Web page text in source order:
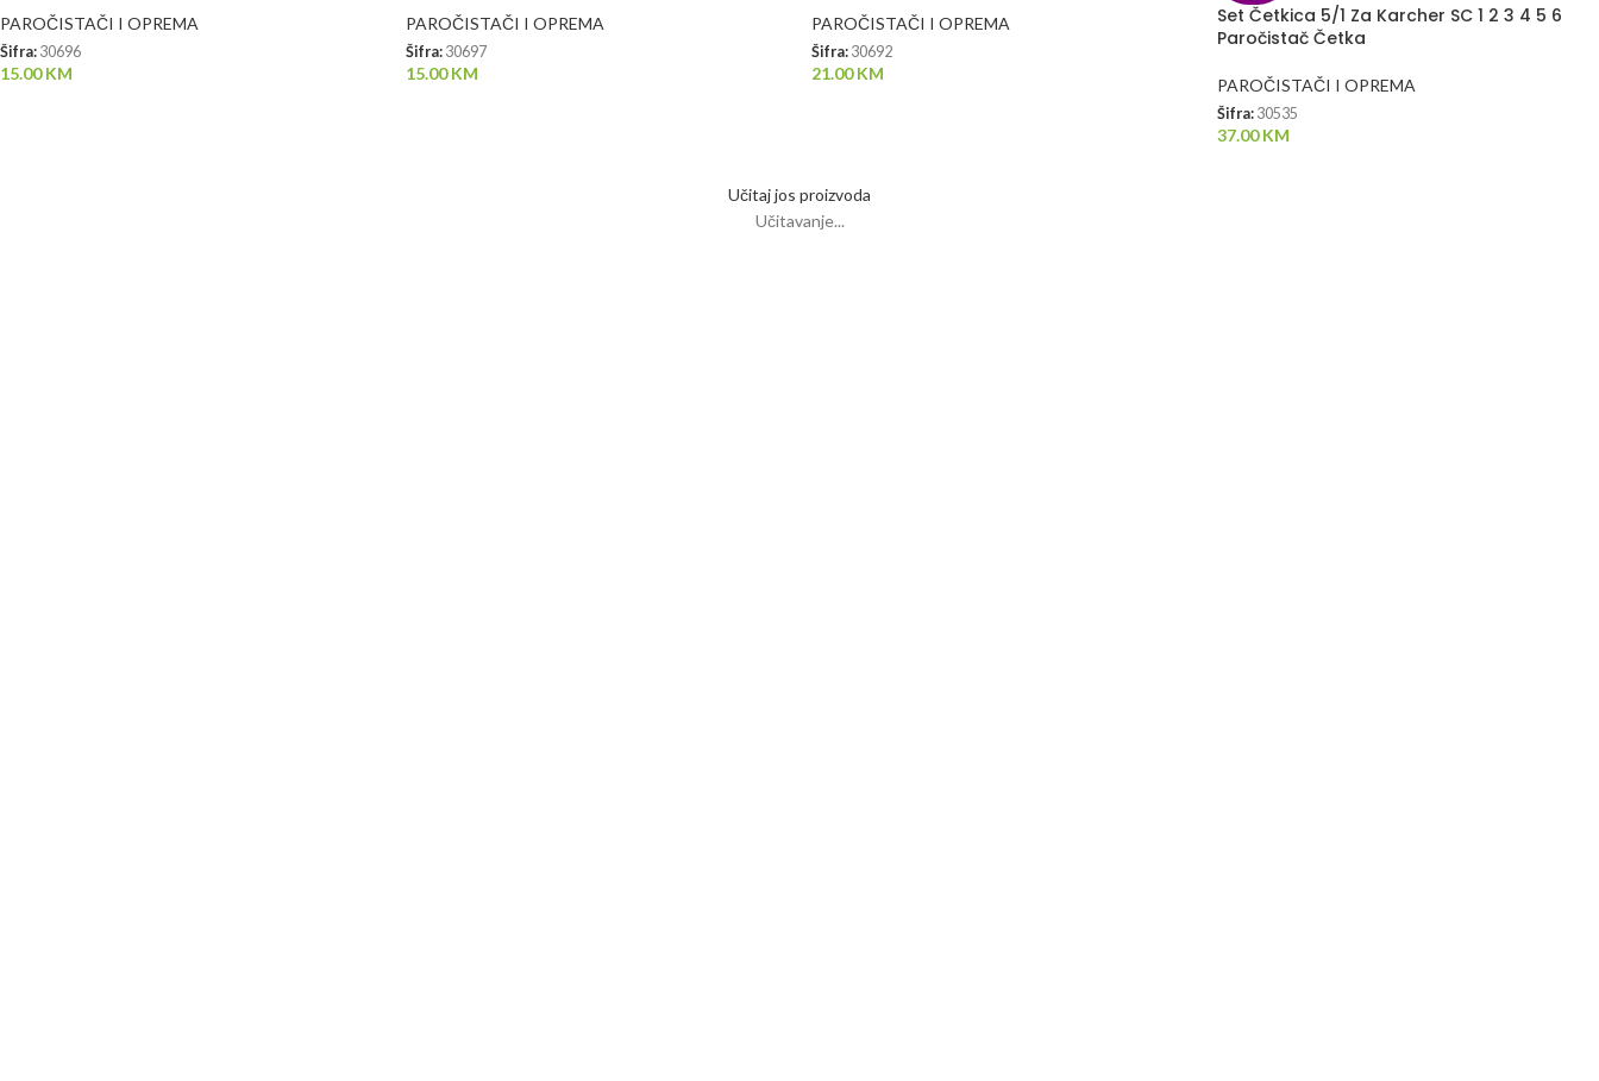
PAROČISTAČI I OPREMA
Šifra: 30696
15.00KM
PAROČISTAČI I OPREMA
Šifra: 30697
15.00KM
PAROČISTAČI I OPREMA
Šifra: 30692
21.00KM
Set Četkica 5/1 Za Karcher SC 1 2 3 4 5 6
Paročistač Četka
PAROČISTAČI I OPREMA
Šifra: 30535
37.00KM
Učitaj jos proizvoda
Učitavanje...